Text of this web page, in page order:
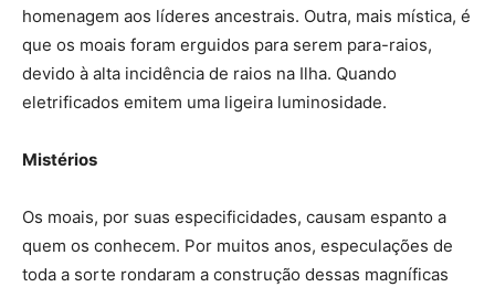
homenagem aos líderes ancestrais. Outra, mais mística, é
que os moais foram erguidos para serem para-raios,
devido à alta incidência de raios na Ilha. Quando
eletrificados emitem uma ligeira luminosidade.
Mistérios
Os moais, por suas especificidades, causam espanto a
quem os conhecem. Por muitos anos, especulações de
toda a sorte rondaram a construção dessas magníficas